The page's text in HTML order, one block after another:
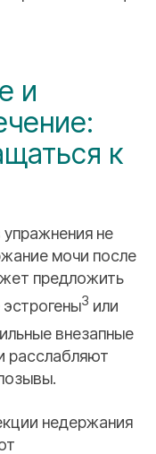
и
к
не
мочи после
предложить
3 или
внезапные
расслабляют
недержания